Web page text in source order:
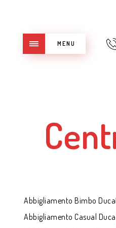
MENU
Abbigliamento Bimbo
Abbigliamento Casual